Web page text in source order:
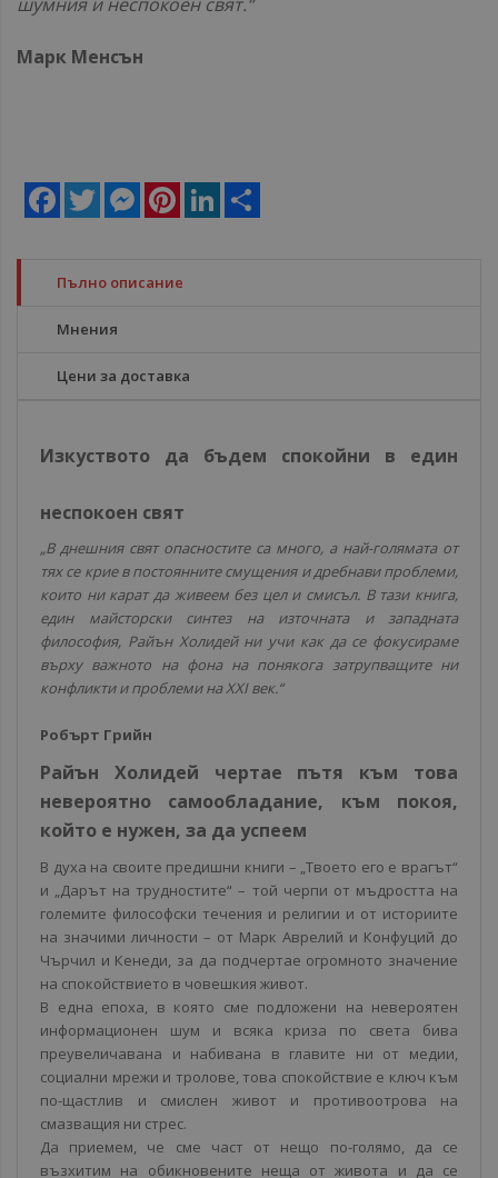
Марк Менсън
Facebook
Twitter MessengerPinterestLinkedIn
Пълно описание
Мнения
Цени за доставка
Изкуството да бъдем спокойни в един
неспокоен свят
„В днешния свят опасностите са много, а най-голямата от
тях се крие в постоянните смущения и дребнави проблеми,
които ни карат да живеем без цел и смисъл. В тази книга,
един майсторски синтез на източната и западната
философия, Райън Холидей ни учи как да се фокусираме
върху важното на фона на понякога затрупващите ни
конфликти и проблеми на XXI век.“
Робърт Грийн
Райън Холидей чертае пътя към това
невероятно самообладание, към покоя,
който е нужен, за да успеем
В духа на своите предишни книги – „Твоето его е врагът“
и „Дарът на трудностите“ – той черпи от мъдростта на
големите философски течения и религии и от историите
на значими личности – от Марк Аврелий и Конфуций до
Чърчил и Кенеди, за да подчертае огромното значение
на спокойствието в човешкия живот.
В една епоха, в която сме подложени на невероятен
информационен шум и всяка криза по света бива
преувеличавана и набивана в главите ни от медии,
социални мрежи и тролове, това спокойствие е ключ към
по-щастлив и смислен живот и противоотрова на
смазващия ни стрес.
Да приемем, че сме част от нещо по-голямо, да се
възхитим на обикновените неща от живота и да се